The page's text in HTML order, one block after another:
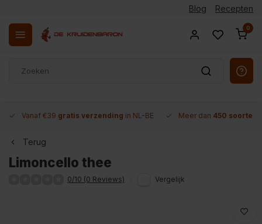
Blog Recepten
0
Vanaf €39 gratis verzending in NL-BE Meer dan 450 soorten
Terug
Limoncello thee
0/10 (0 Reviews) Vergelijk